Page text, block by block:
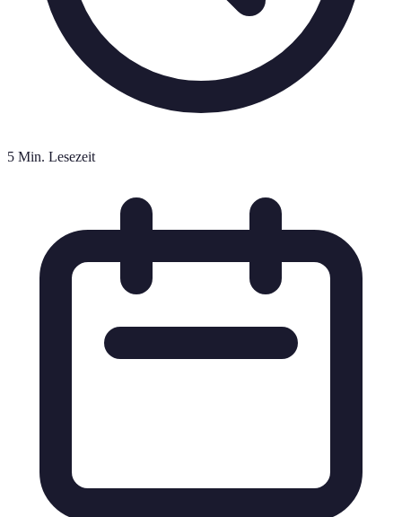
5 Min. Lesezeit